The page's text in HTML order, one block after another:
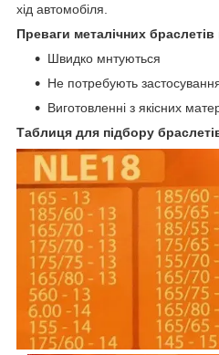
хід автомобіля.
Преваги металічних
Швидко мнтуються
Не потребують
Виготовленні з якісних
Таблиця для підбору